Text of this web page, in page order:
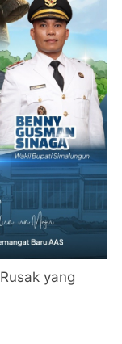
yang